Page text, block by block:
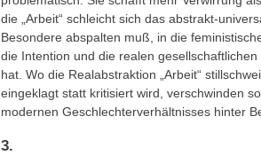
die „Arbeit“ schleicht sich das abstrakt-
Besondere abspalten muß, in die
die Intention und die realen
hat. Wo die Realabstraktion „Arbeit“
eingeklagt statt kritisiert wird, verschwinden
modernen Geschlechterverhältnisses hinter
3.